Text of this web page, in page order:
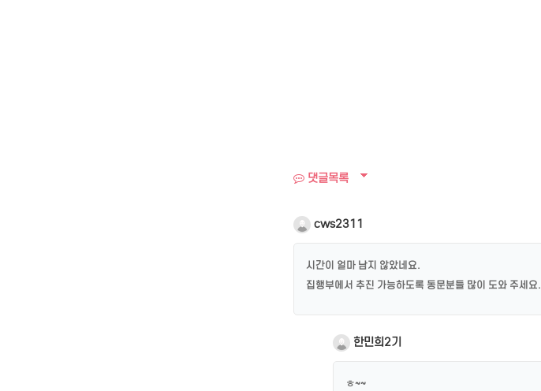
댓글목록
cws2311
시간이 얼마 남지 않았네요.
집행부에서 추진 가능하도록 동문분들 많이 도와 주세요.
한민희2기
ㅎ~~